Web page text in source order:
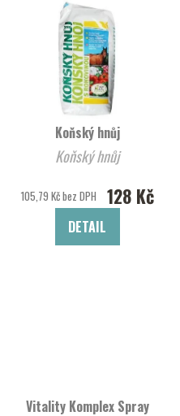
Koňský hnůj
Koňský hnůj
105,79 Kč bez DPH 128 Kč
DETAIL
Vitality Komplex Spray